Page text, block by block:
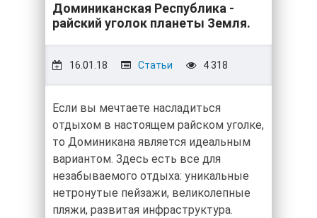
Доминиканская Республика -
райский уголок планеты Земля.
16.01.18 Статьи 4 318
Если вы мечтаете насладиться
отдыхом в настоящем райском уголке,
то Доминикана является идеальным
вариантом. Здесь есть все для
незабываемого отдыха: уникальные
нетронутые пейзажи, великолепные
пляжи, развитая инфраструктура.